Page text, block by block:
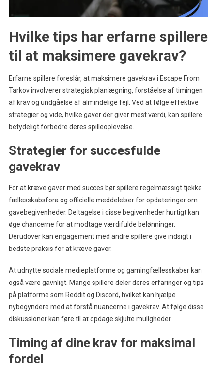
Hvilke tips har erfarne spillere
til at maksimere gavekrav?
Erfarne spillere foreslår, at maksimere gavekrav i Escape From
Tarkov involverer strategisk planlægning, forståelse af timingen
af krav og undgåelse af almindelige fejl. Ved at følge effektive
strategier og vide, hvilke gaver der giver mest værdi, kan spillere
betydeligt forbedre deres spilleoplevelse.
Strategier for succesfulde
gavekrav
For at kræve gaver med succes bør spillere regelmæssigt tjekke
fællesskabsfora og officielle meddelelser for opdateringer om
gavebegivenheder. Deltagelse i disse begivenheder hurtigt kan
øge chancerne for at modtage værdifulde belønninger.
Derudover kan engagement med andre spillere give indsigt i
bedste praksis for at kræve gaver.
At udnytte sociale medieplatforme og gamingfællesskaber kan
også være gavnligt. Mange spillere deler deres erfaringer og tips
på platforme som Reddit og Discord, hvilket kan hjælpe
nybegyndere med at forstå nuancerne i gavekrav. At følge disse
diskussioner kan føre til at opdage skjulte muligheder.
Timing af dine krav for maksimal
fordel